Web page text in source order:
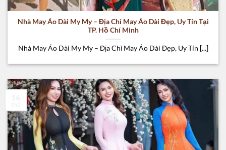
Nhà May Áo Dài My My – Địa Chỉ May Áo Dài Đẹp, Uy Tín Tại
TP. Hồ Chí Minh
Nhà May Áo Dài My My – Địa Chỉ May Áo Dài Đẹp, Uy Tín [...]